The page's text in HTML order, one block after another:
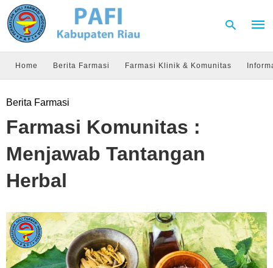
Home Berita Farmasi Farmasi Klinik & Komunitas
Berita Farmasi
Farmasi Komunitas :
Menjawab Tantangan
Herbal